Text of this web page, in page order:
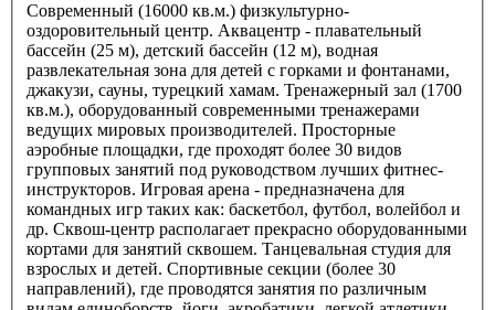
Современный (16000 кв.м.) физкультурно-
оздоровительный центр. Аквацентр - плавательный
бассейн (25 м), детский бассейн (12 м), водная
развлекательная зона для детей с горками и фонтанами,
джакузи, сауны, турецкий хамам. Тренажерный зал (1700
кв.м.), оборудованный современными тренажерами
ведущих мировых производителей. Просторные
аэробные площадки, где проходят более 30 видов
групповых занятий под руководством лучших фитнес-
инструкторов. Игровая арена - предназначена для
командных игр таких как: баскетбол, футбол, волейбол и
др. Сквош-центр располагает прекрасно оборудованными
кортами для занятий сквошем. Танцевальная студия для
взрослых и детей. Спортивные секции (более 30
направлений), где проводятся занятия по различным